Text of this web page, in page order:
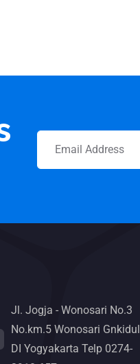
Jl. Jogja - Wonosari No.3
No.km.5 Wonosari Gnkidul
DI Yogyakarta Telp 0274-